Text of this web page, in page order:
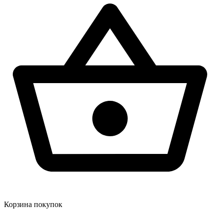
Корзина покупок